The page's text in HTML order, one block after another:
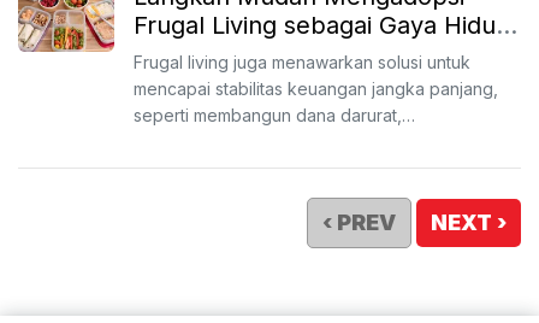
Frugal Living sebagai Gaya Hidup
Hemat
Frugal living juga menawarkan solusi untuk
mencapai stabilitas keuangan jangka panjang,
seperti membangun dana darurat,
‹ PREV NEXT ›